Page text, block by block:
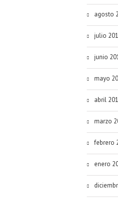
agosto
julio
junio
mayo
abril
marzo
febrero
enero